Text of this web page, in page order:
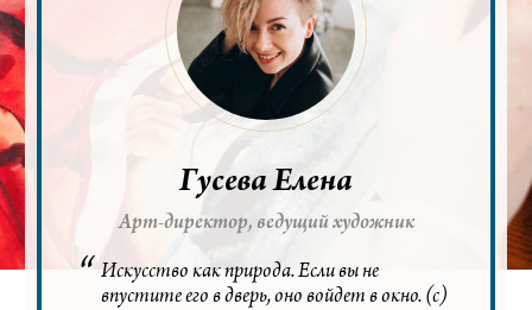
Гусева Елена
Арт-директор, ведущий художник
Искусство как природа. Если вы не
впустите его в дверь, оно войдет в окно. (с)